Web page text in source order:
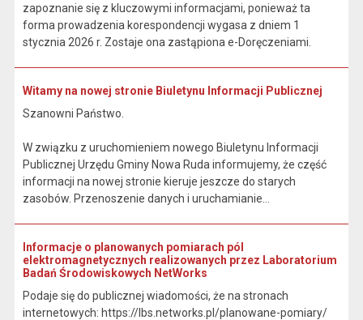
zapoznanie się z kluczowymi informacjami, ponieważ ta
forma prowadzenia korespondencji wygasa z dniem 1
stycznia 2026 r. Zostaje ona zastąpiona e-Doręczeniami.
Witamy na nowej stronie Biuletynu Informacji Publicznej
Szanowni Państwo.
W związku z uruchomieniem nowego Biuletynu Informacji
Publicznej Urzędu Gminy Nowa Ruda informujemy, że część
informacji na nowej stronie kieruje jeszcze do starych
zasobów. Przenoszenie danych i uruchamianie...
Informacje o planowanych pomiarach pól
elektromagnetycznych realizowanych przez Laboratorium
Badań Środowiskowych NetWorks
Podaje się do publicznej wiadomości, że na stronach
internetowych: https://lbs.networks.pl/planowane-pomiary/